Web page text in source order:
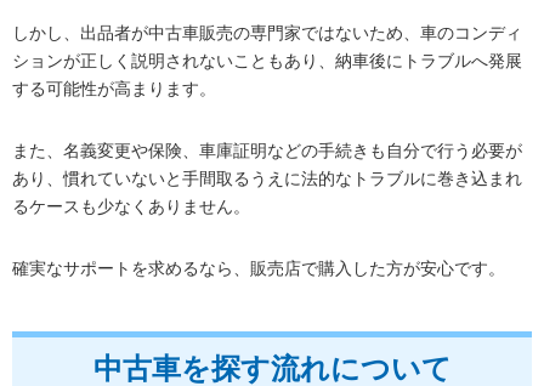
しかし、出品者が中古車販売の専門家ではないため、車のコンディ
ションが正しく説明されないこともあり、納車後にトラブルへ発展
する可能性が高まります。
また、名義変更や保険、車庫証明などの手続きも自分で行う必要が
あり、慣れていないと手間取るうえに法的なトラブルに巻き込まれ
るケースも少なくありません。
確実なサポートを求めるなら、販売店で購入した方が安心です。
中古車を探す流れについて